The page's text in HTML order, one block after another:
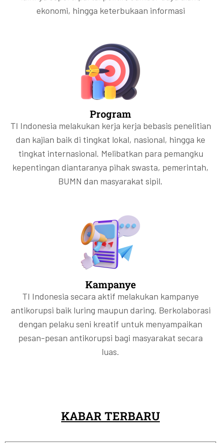
ekonomi, hingga keterbukaan informasi
Program
TI Indonesia melakukan kerja kerja bebasis penelitian
dan kajian baik di tingkat lokal, nasional, hingga ke
tingkat internasional. Melibatkan para pemangku
kepentingan diantaranya pihak swasta, pemerintah,
BUMN dan masyarakat sipil.
Kampanye
TI Indonesia secara aktif melakukan kampanye
antikorupsi baik luring maupun daring. Berkolaborasi
dengan pelaku seni kreatif untuk menyampaikan
pesan-pesan antikorupsi bagi masyarakat secara
luas.
KABAR TERBARU